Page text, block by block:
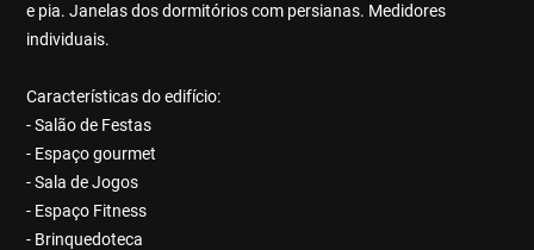
e pia. Janelas dos dormitórios com persianas. Medidores
individuais.
Características do edifício:
- Salão de Festas
- Espaço gourmet
- Sala de Jogos
- Espaço Fitness
- Brinquedoteca